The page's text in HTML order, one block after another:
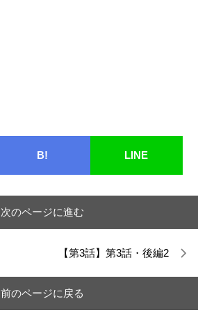
B! LINE
次のページに進む
【第3話】第3話・後編2
前のページに戻る